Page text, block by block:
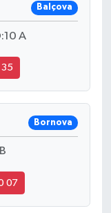
Balçova
A
35
Bornova
07